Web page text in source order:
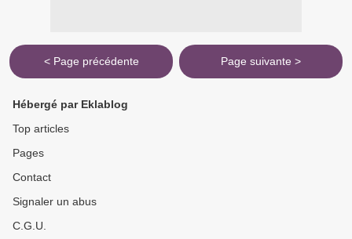
< Page précédente Page suivante >
Hébergé par Eklablog
Top articles
Pages
Contact
Signaler un abus
C.G.U.